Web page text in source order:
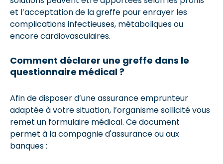
et l’acceptation de la greffe pour enrayer les
complications infectieuses, métaboliques ou
encore cardiovasculaires.
Comment déclarer une greffe dans le
questionnaire médical ?
Afin de disposer d’une assurance emprunteur
adaptée à votre situation, l’organisme sollicité vous
remet un formulaire médical. Ce document
permet à la compagnie d'assurance ou aux
banques :